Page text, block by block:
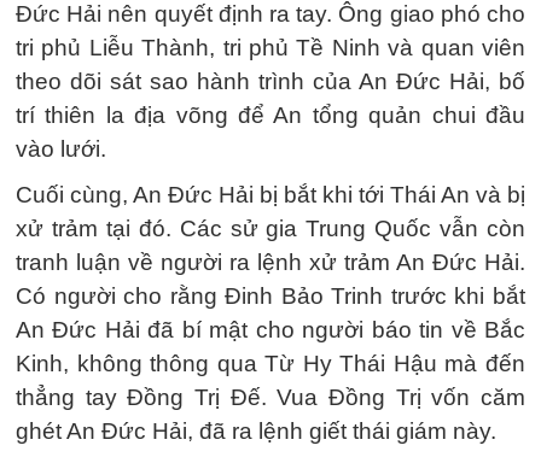
Đức Hải nên quyết định ra tay. Ông giao phó cho
tri phủ Liễu Thành, tri phủ Tề Ninh và quan viên
theo dõi sát sao hành trình của An Đức Hải, bố
trí thiên la địa võng để An tổng quản chui đầu
vào lưới.
Cuối cùng, An Đức Hải bị bắt khi tới Thái An và bị
xử trảm tại đó. Các sử gia Trung Quốc vẫn còn
tranh luận về người ra lệnh xử trảm An Đức Hải.
Có người cho rằng Đinh Bảo Trinh trước khi bắt
An Đức Hải đã bí mật cho người báo tin về Bắc
Kinh, không thông qua Từ Hy Thái Hậu mà đến
thẳng tay Đồng Trị Đế. Vua Đồng Trị vốn căm
ghét An Đức Hải, đã ra lệnh giết thái giám này.